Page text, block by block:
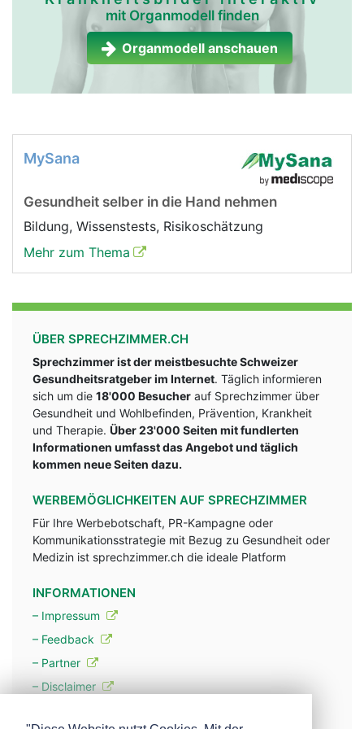
Nebenniere Mann
mit Organmodell finden
Organmodell anschauen
MySana
Gesundheit selber in die Hand nehmen
Bildung, Wissenstests, Risikoschätzung
Mehr zum Thema
ÜBER SPRECHZIMMER.CH
Sprechzimmer ist der meistbesuchte Schweizer
Gesundheitsratgeber im Internet. Täglich informieren
sich um die 18'000 Besucher auf Sprechzimmer über
Gesundheit und Wohlbefinden, Prävention, Krankheit
und Therapie. Über 23'000 Seiten mit fundlerten
Informationen umfasst das Angebot und täglich
kommen neue Seiten dazu.
WERBEMÖGLICHKEITEN AUF SPRECHZIMMER
Für Ihre Werbebotschaft, PR-Kampagne oder
Kommunikationsstrategie mit Bezug zu Gesundheit oder
Medizin ist sprechzimmer.ch die ideale Platform
INFORMATIONEN
– Impressum
– Feedback
– Partner
– Disclaimer